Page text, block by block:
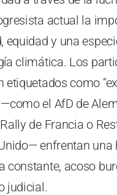
actual la
equidad y una
climática. Los
etiquetados como
—como el AfD de
de Francia o
enfrentan una
constante, acoso
judicial.